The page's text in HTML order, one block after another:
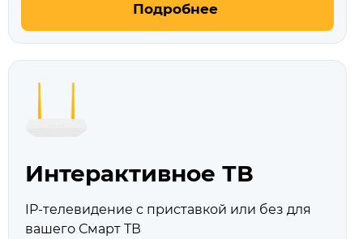
Подробнее
Интерактивное ТВ
IP-телевидение с приставкой или без для
вашего Смарт ТВ